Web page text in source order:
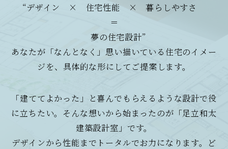
“デザイン × 住宅性能 × 暮らしやすさ
＝
夢の住宅設計”
あなたが「なんとなく」思い描いている住宅のイメー
ジを、具体的な形にしてご提案します。
「建ててよかった」と喜んでもらえるような設計で役
に立ちたい。そんな想いから始まったのが「足立和太
建築設計室」です。
デザインから性能までトータルでお力になります。ど